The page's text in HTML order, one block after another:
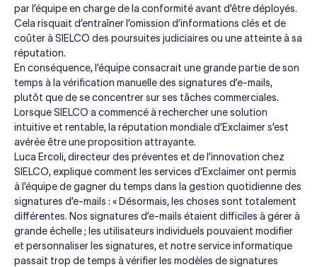
par l’équipe en charge de la conformité avant d’être déployés.
Cela risquait d’entraîner l’omission d’informations clés et de
coûter à SIELCO des poursuites judiciaires ou une atteinte à sa
réputation.
En conséquence, l’équipe consacrait une grande partie de son
temps à la vérification manuelle des signatures d’e-mails,
plutôt que de se concentrer sur ses tâches commerciales.
Lorsque SIELCO a commencé à rechercher une solution
intuitive et rentable, la réputation mondiale d’Exclaimer s’est
avérée être une proposition attrayante.
Luca Ercoli, directeur des préventes et de l’innovation chez
SIELCO, explique comment les services d’Exclaimer ont permis
à l’équipe de gagner du temps dans la gestion quotidienne des
signatures d’e-mails : « Désormais, les choses sont totalement
différentes. Nos signatures d’e-mails étaient difficiles à gérer à
grande échelle ; les utilisateurs individuels pouvaient modifier
et personnaliser les signatures, et notre service informatique
passait trop de temps à vérifier les modèles de signatures